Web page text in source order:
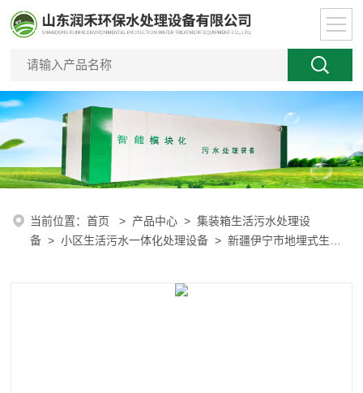
当前位置：首页 > 产品中心 >集装箱生活污水处理设
备 >小区生活污水一体化处理设备 > 新疆伊宁市地埋式生活